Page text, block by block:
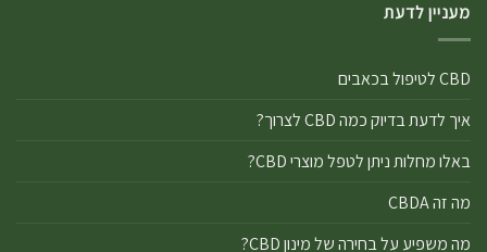
מעניין לדעת
CBD לטיפול בכאבים
איך לדעת בדיוק כמה CBD לצרוך?
באלו מחלות ניתן לטפל מוצרי CBD?
מה זה CBDA
מה משפיע על בחירה של מינון CBD?